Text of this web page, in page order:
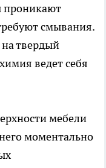
проникают
смывания.
твердый
ведет себя
мебели
моментально